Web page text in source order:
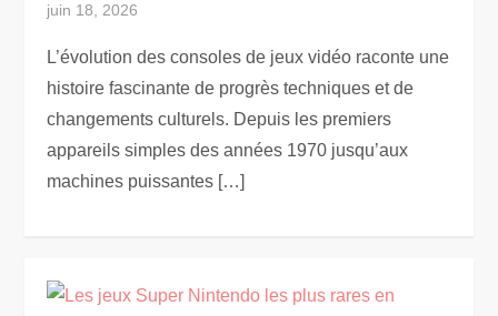
juin 18, 2026
L’évolution des consoles de jeux vidéo raconte une
histoire fascinante de progrès techniques et de
changements culturels. Depuis les premiers
appareils simples des années 1970 jusqu’aux
machines puissantes […]